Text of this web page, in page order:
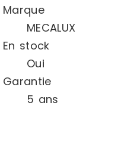
Marque
MECALUX
En stock
Oui
Garantie
5 ans